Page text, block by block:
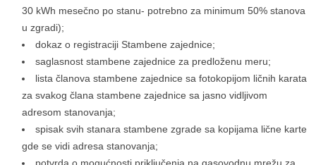
30 kWh mesečno po stanu- potrebno za minimum 50% stanova
u zgradi);
dokaz o registraciji Stambene zajednice;
saglasnost stambene zajednice za predloženu meru;
lista članova stambene zajednice sa fotokopijom ličnih karata
za svakog člana stambene zajednice sa jasno vidljivom
adresom stanovanja;
spisak svih stanara stambene zgrade sa kopijama lične karte
gde se vidi adresa stanovanja;
potvrda o mogućnosti priključenja na gasovodnu mrežu za